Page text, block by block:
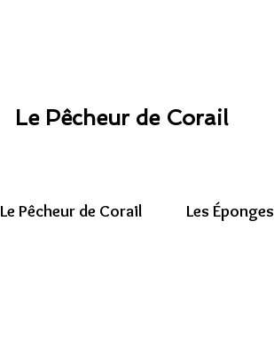
Le Pêcheur de Corail
Le Pêcheur de Corail Les Éponges